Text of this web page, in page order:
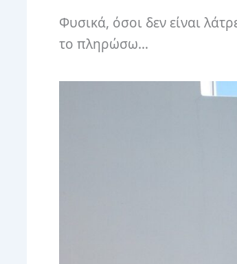
Φυσικά, όσοι δεν είναι
το πληρώσω…